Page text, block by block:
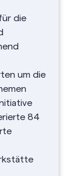
die
um die
84